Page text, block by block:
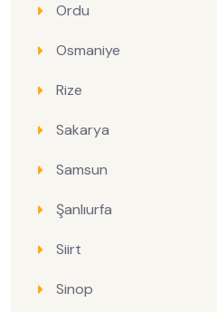
Ordu
Osmaniye
Rize
Sakarya
Samsun
Şanlıurfa
Siirt
Sinop